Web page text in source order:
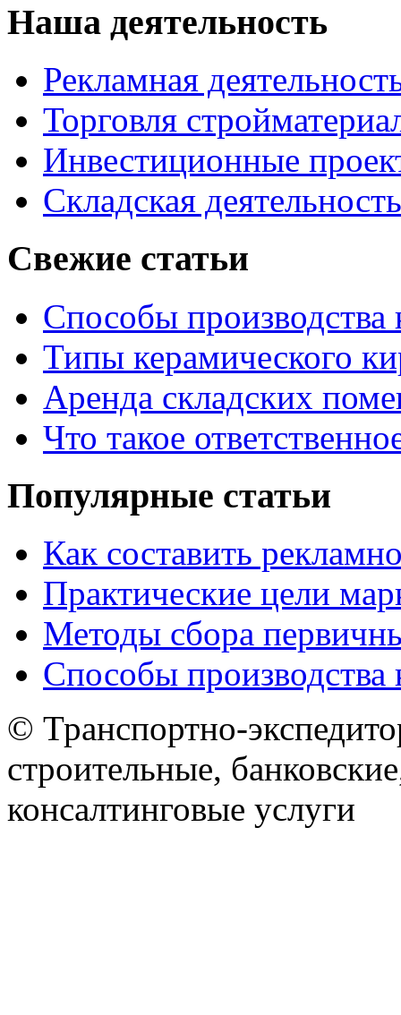
Наша деятельность
Рекламная
Торговля
Инвестиционные
Складская деятельность
Свежие статьи
Способы производства
Типы керамического
Аренда складских
Что такое
Популярные статьи
Как составить
Практические цели
Методы сбора
Способы производства
© Транспортно-
строительные,
консалтинговые услуги